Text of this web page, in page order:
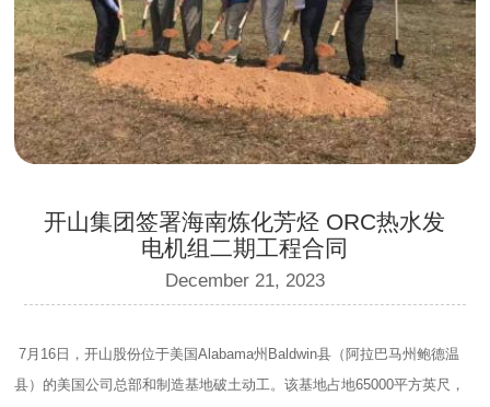
开山集团签署海南炼化芳烃 ORC热水发
电机组二期工程合同
December 21, 2023
7月16日，开山股份位于美国Alabama州Baldwin县（阿拉巴马州鲍德温
县）的美国公司总部和制造基地破土动工。该基地占地65000平方英尺，